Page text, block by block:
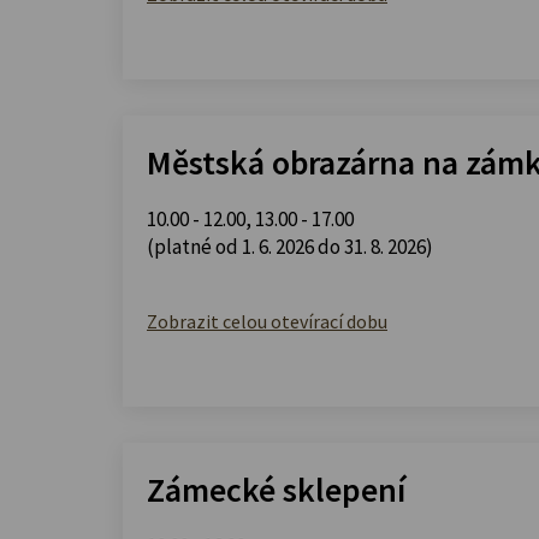
Městská obrazárna na
10.00 - 12.00, 13.00 - 17.00
(platné od 1. 6. 2026 do 31. 8. 2026)
Zobrazit celou otevírací dobu
Zámecké sklepení